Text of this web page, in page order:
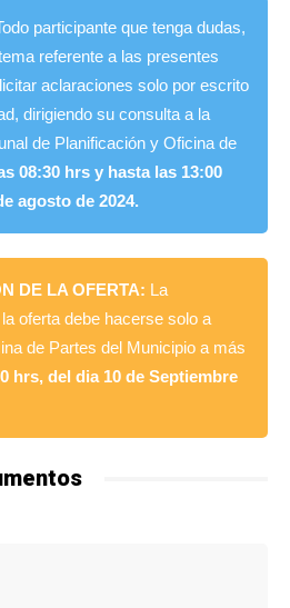
participante que tenga dudas,
referente a las presentes
aclaraciones solo por escrito
dirigiendo su consulta a la
de Planificación y Oficina de
08:30 hrs y hasta las 13:00
agosto de 2024.
DE LA OFERTA: La
oferta debe hacerse solo a
de Partes del Municipio a más
hrs, del dia 10 de Septiembre